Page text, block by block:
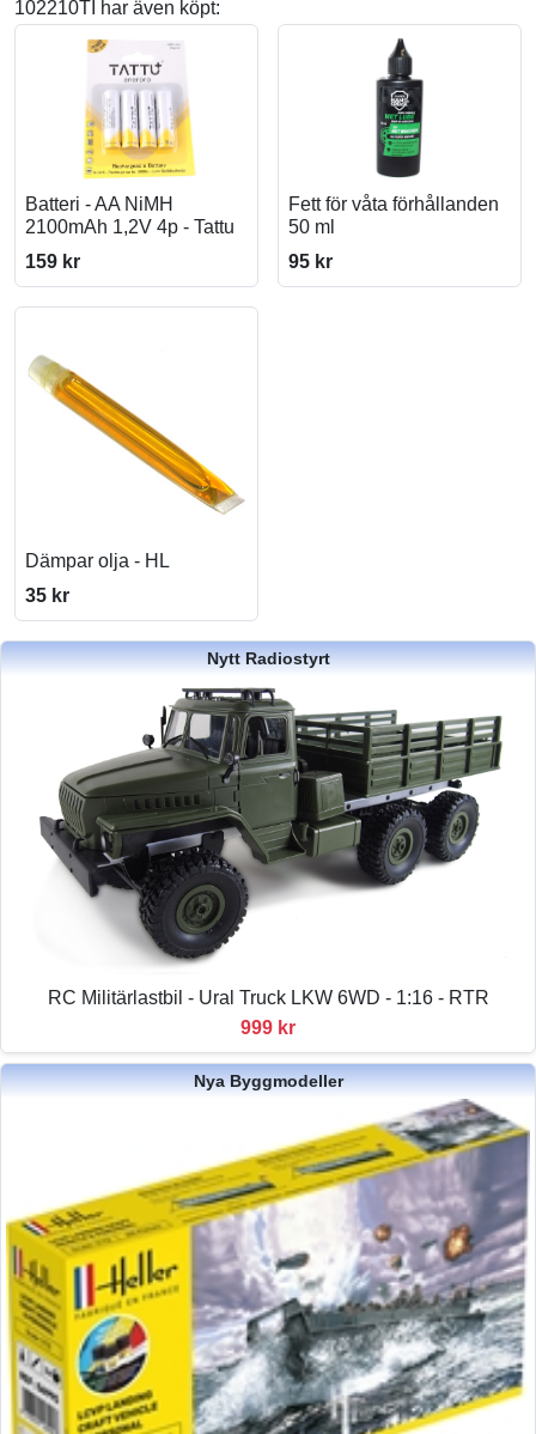
102210TI har även köpt:
Batteri - AA NiMH
2100mAh 1,2V 4p - Tattu
159 kr
Fett för våta förhållanden
50 ml
95 kr
Dämpar olja - HL
35 kr
Nytt Radiostyrt
RC Militärlastbil - Ural Truck LKW 6WD - 1:16 - RTR
999 kr
Nya Byggmodeller